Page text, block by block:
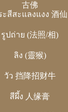
古佛
ะสีสะแลงแงง 酒仙
รูปถ่าย (法照/相)
ลิง (靈猴)
วัว 挡降招财牛
สีผึ้ง 人缘膏